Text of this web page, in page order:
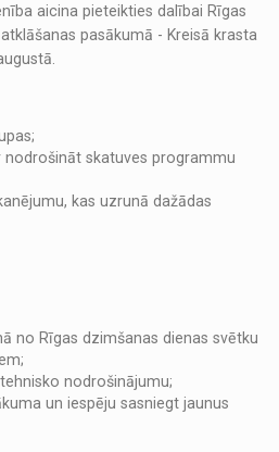
aicina pieteikties dalībai Rīgas
pasākumā - Kreisā krasta
nodrošināt skatuves programmu
kas uzrunā dažādas
no Rīgas dzimšanas dienas svētku
nodrošinājumu;
un iespēju sasniegt jaunus